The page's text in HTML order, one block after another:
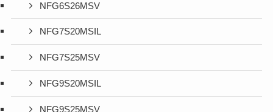
NFG6S26MSV
NFG7S20MSIL
NFG7S25MSV
NFG9S20MSIL
NFG9S25MSV